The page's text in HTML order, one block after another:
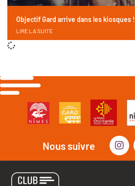
Objectif Gard arrive dans les kiosques !
LIRE LA SUITE
Nous suivre